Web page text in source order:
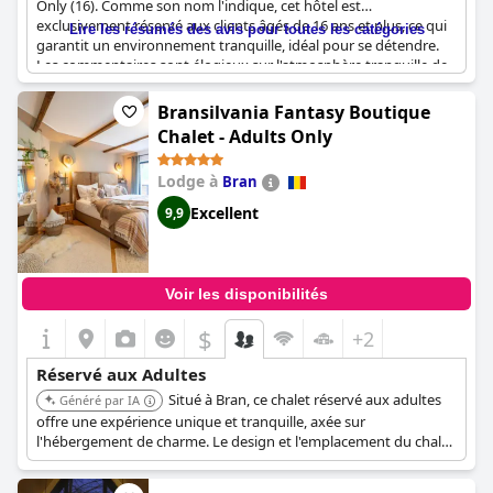
Only (16). Comme son nom l'indique, cet hôtel est
exclusivement réservé aux clients âgés de 16 ans et plus, ce qui
garantit un environnement tranquille, idéal pour se détendre.
Les commentaires sont élogieux sur l'atmosphère tranquille de
l'hôtel et l'absence de foule, ce qui en fait un choix idéal pour
ceux qui cherchent à s'éloigner de l'agitation de la vie
quotidienne. Bien que certains commentaires suggèrent que le
prix des chambres pourrait être plus raisonnable, dans
l'ensemble, les clients semblent apprécier l'emplacement
pratique de l'hôtel et ses excellentes liaisons de transport. Si
vous êtes à la recherche d'une escapade tranquille et
rajeunissante, le New Splendid Hotel & Spa - Adults Only (16)
vaut vraiment la peine d'être considéré.
Lire les résumés des avis pour toutes les catégories
Bransilvania Fantasy Boutique
Chalet - Adults Only
Lodge à Bran
9,9 Excellent
Voir les disponibilités
$ +2
Réservé aux Adultes
Généré par IA
Situé à Bran, ce chalet réservé aux adultes
offre une expérience unique et tranquille, axée sur
l'hébergement de charme. Le design et l'emplacement du chalet
offrent une évasion sereine, idéale pour les voyageurs adultes
en quête de détente et d'exclusivité.